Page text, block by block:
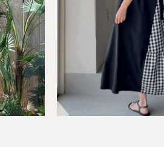
스커트
키별로 ICE 쫀득
피스
S(44-66),L(77-88)
17,800원